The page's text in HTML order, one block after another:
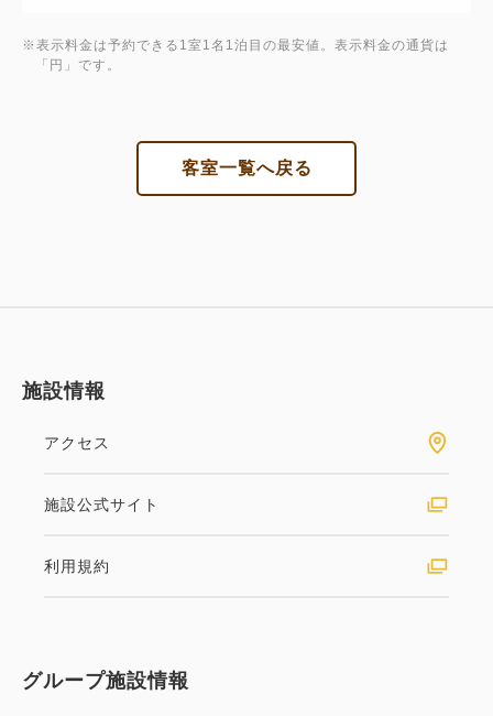
※表示料金は予約できる1室1名1泊目の最安値。表示料金の通貨は
「円」です。
客室一覧へ戻る
施設情報
アクセス
施設公式サイト
利用規約
グループ施設情報